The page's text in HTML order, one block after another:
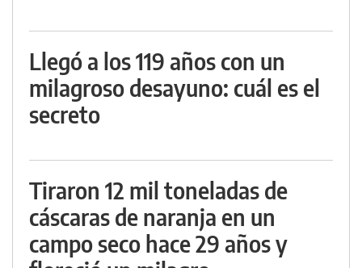
Llegó a los 119 años con un
milagroso desayuno: cuál es el
secreto
Tiraron 12 mil toneladas de
cáscaras de naranja en un
campo seco hace 29 años y